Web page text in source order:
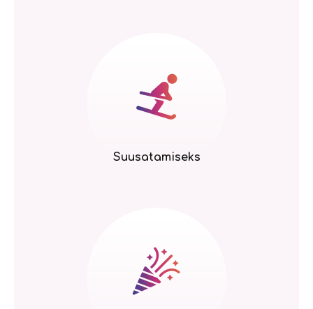
Suusatamiseks